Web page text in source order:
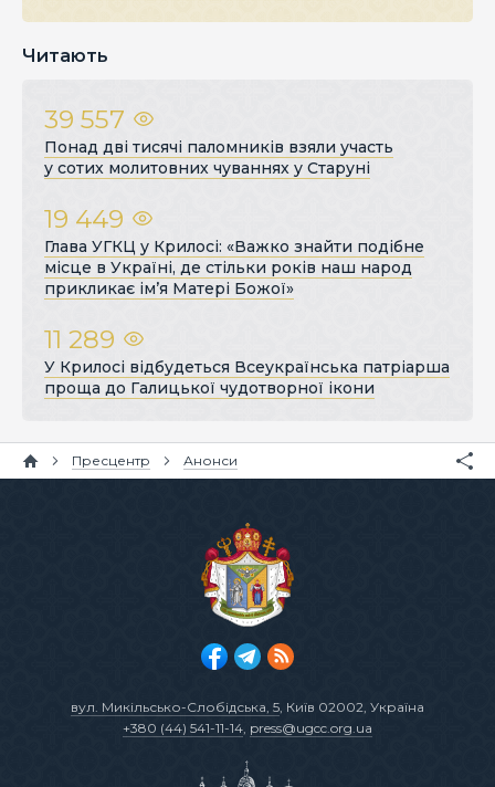
Читають
39 557
Понад дві тисячі паломників взяли участь
у сотих молитовних чуваннях у Старуні
19 449
Глава УГКЦ у Крилосі: «Важко знайти подібне
місце в Україні, де стільки років наш народ
прикликає ім’я Матері Божої»
11 289
У Крилосі відбудеться Всеукраїнська патріарша
проща до Галицької чудотворної ікони
Пресцентр Анонси
вул. Микільсько-Слобідська, 5, Київ 02002, Україна
+380 (44) 541-11-14, press@ugcc.org.ua